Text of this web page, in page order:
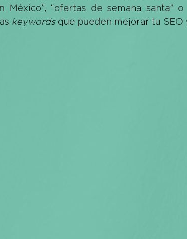
México”, “ofertas de semana santa”
keywords que pueden mejorar tu SEO